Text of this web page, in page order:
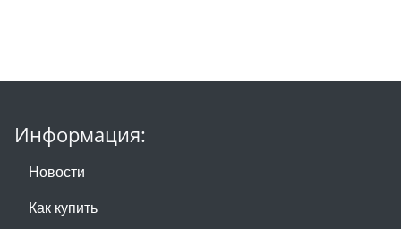
Информация:
Новости
Как купить